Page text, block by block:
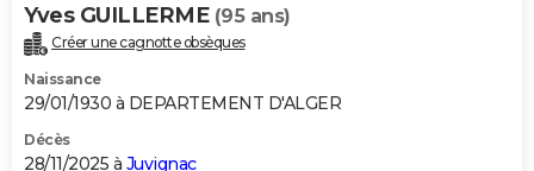
Yves GUILLERME (95 ans)
Créer une cagnotte obsèques
Naissance
29/01/1930 à DEPARTEMENT D'ALGER
Décès
28/11/2025 à Juvignac